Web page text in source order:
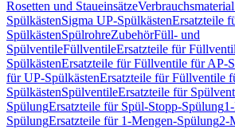
Rosetten und StaueinsätzeVerbrauchsmaterial
SpülkästenSigma UP-SpülkästenErsatzteile
SpülkästenSpülrohreZubehörFüll- und
SpülventileFüllventileErsatzteile für
SpülkästenErsatzteile für Füllventile für AP-
für UP-SpülkästenErsatzteile für Füllventile
SpülkästenSpülventileErsatzteile für
SpülungErsatzteile für Spül-Stopp-Spülung
SpülungErsatzteile für 1-Mengen-Spülung2-